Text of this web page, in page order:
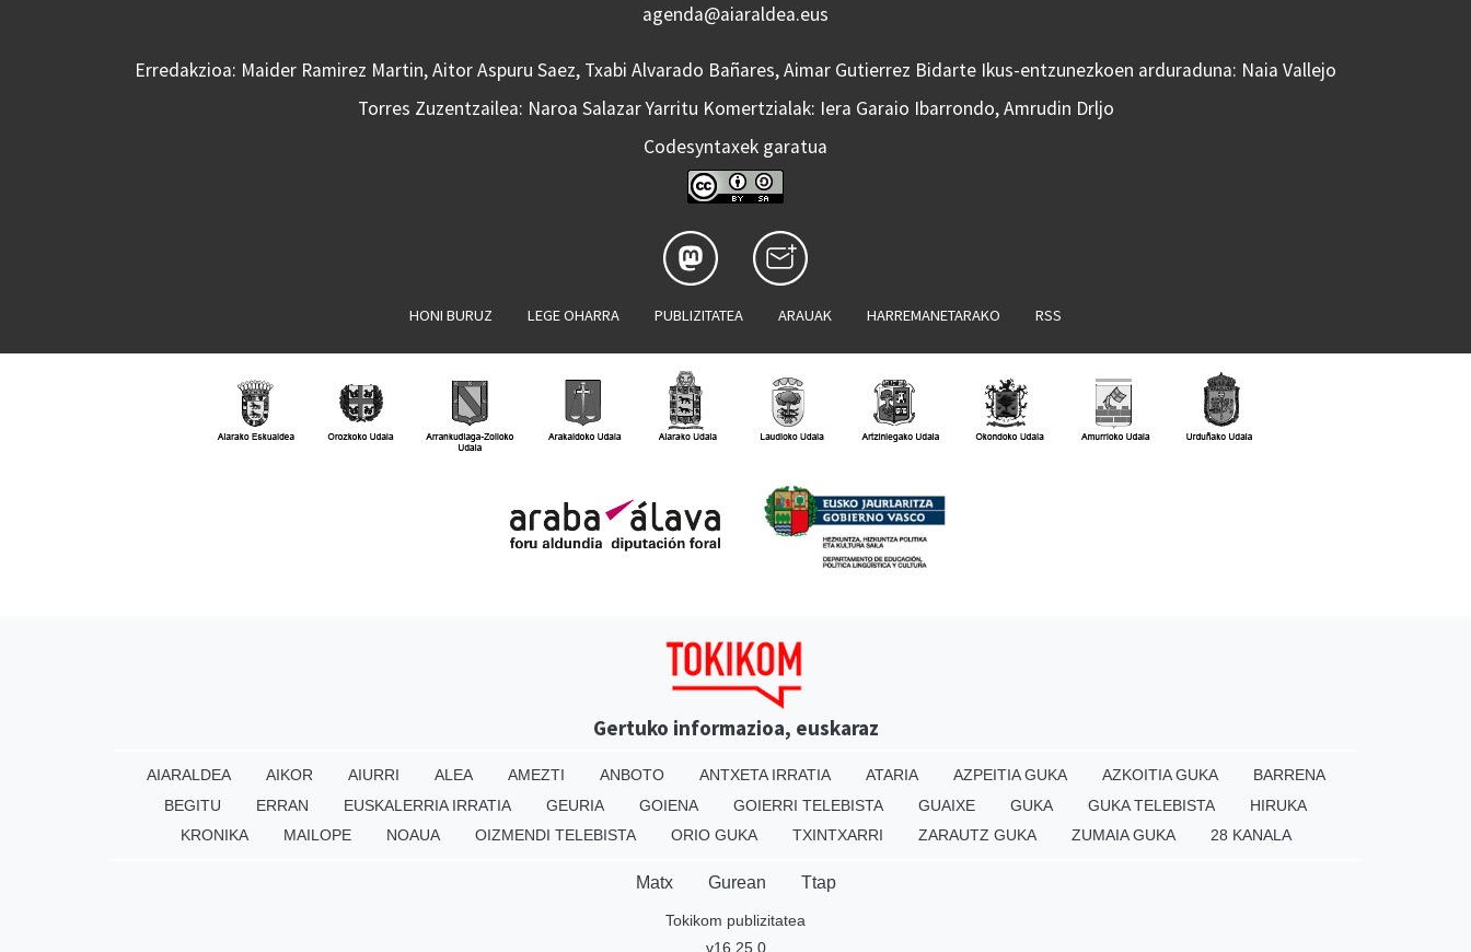
agenda@aiaraldea.eus
Erredakzioa: Maider Ramirez Martin, Aitor Aspuru Saez, Txabi Alvarado Bañares, Aimar Gutierrez Bidarte Ikus-entzunezkoen arduraduna: Naia Vallejo
Torres Zuzentzailea: Naroa Salazar Yarritu Komertzialak: Iera Garaio Ibarrondo, Amrudin Drljo
Codesyntaxek garatua
HONI BURUZ LEGE OHARRA PUBLIZITATEA ARAUAK HARREMANETARAKO RSS
Gertuko informazioa, euskaraz
AIARALDEA AIKOR AIURRI ALEA AMEZTI ANBOTO ANTXETA IRRATIA ATARIA AZPEITIA GUKA AZKOITIA GUKA
BARRENA
BEGITU
ERRAN EUSKALERRIA IRRATIA GEURIA GOIENA GOIERRI TELEBISTA GUAIXE GUKA GUKA TELEBISTA
HIRUKA
KRONIKA
MAILOPE NOAUA OIZMENDI TELEBISTA ORIO GUKA TXINTXARRI ZARAUTZ GUKA ZUMAIA GUKA 28 KANALA
Matx Gurean Ttap
Tokikom publizitatea
v16.25.0